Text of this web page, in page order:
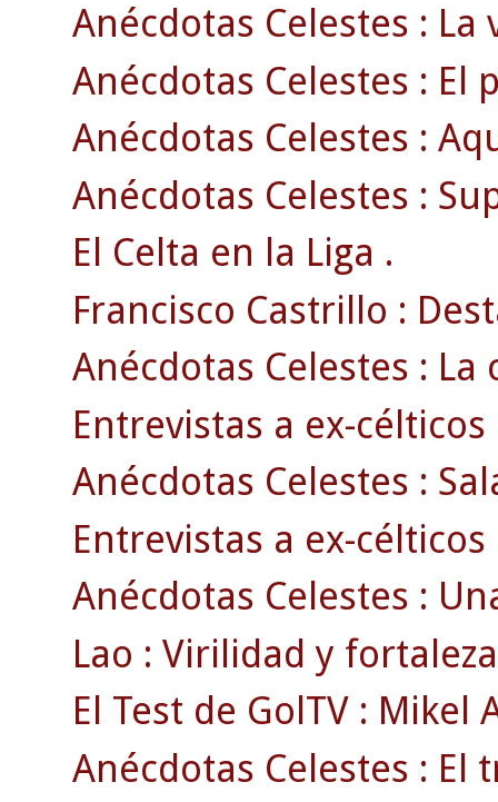
Anécdotas Celestes :
Anécdotas Celestes : El
Anécdotas Celestes :
Anécdotas Celestes :
El Celta en la Liga .
Francisco Castrillo :
Anécdotas Celestes :
Entrevistas a ex-
Anécdotas Celestes :
Entrevistas a ex-
Anécdotas Celestes :
Lao : Virilidad y
El Test de GolTV : Mikel
Anécdotas Celestes : El